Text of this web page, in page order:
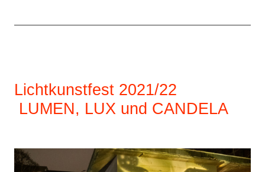
Lichtkunstfest 2021/22
LUMEN, LUX und CANDELA